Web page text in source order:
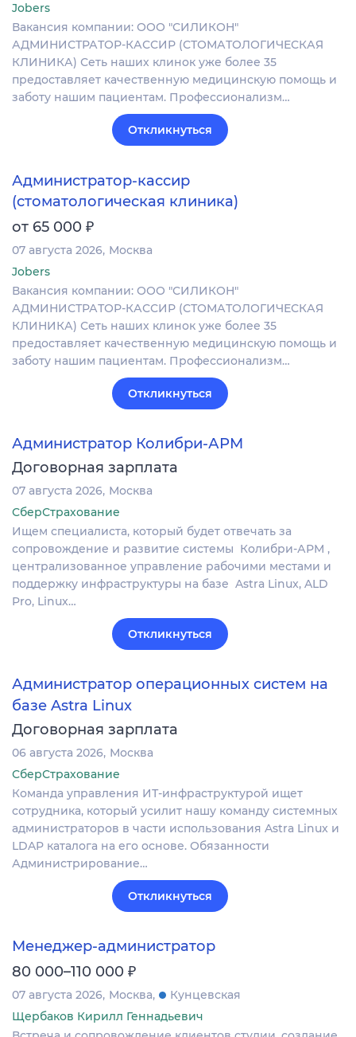
Jobers
Вакансия компании: ООО "СИЛИКОН"
АДМИНИСТРАТОР-КАССИР (СТОМАТОЛОГИЧЕСКАЯ
КЛИНИКА) Сеть наших клинок уже более 35
предоставляет качественную медицинскую помощь и
заботу нашим пациентам. Профессионализм…
Откликнуться
Администратор-кассир
(стоматологическая клиника)
от 65 000 ₽
07 августа 2026 Москва
Jobers
Вакансия компании: ООО "СИЛИКОН"
АДМИНИСТРАТОР-КАССИР (СТОМАТОЛОГИЧЕСКАЯ
КЛИНИКА) Сеть наших клинок уже более 35
предоставляет качественную медицинскую помощь и
заботу нашим пациентам. Профессионализм…
Откликнуться
Администратор Колибри-АРМ
Договорная зарплата
07 августа 2026 Москва
СберСтрахование
Ищем специалиста, который будет отвечать за
сопровождение и развитие системы Колибри-АРМ ,
централизованное управление рабочими местами и
поддержку инфраструктуры на базе Astra Linux, ALD
Pro, Linux…
Откликнуться
Администратор операционных систем на
базе Astra Linux
Договорная зарплата
06 августа 2026 Москва
СберСтрахование
Команда управления ИТ-инфраструктурой ищет
сотрудника, который усилит нашу команду системных
администраторов в части использования Astra Linux и
LDAP каталога на его основе. Обязанности
Администрирование…
Откликнуться
Менеджер-администратор
80 000–110 000 ₽
07 августа 2026 Москва
Кунцевская
Щербаков Кирилл Геннадьевич